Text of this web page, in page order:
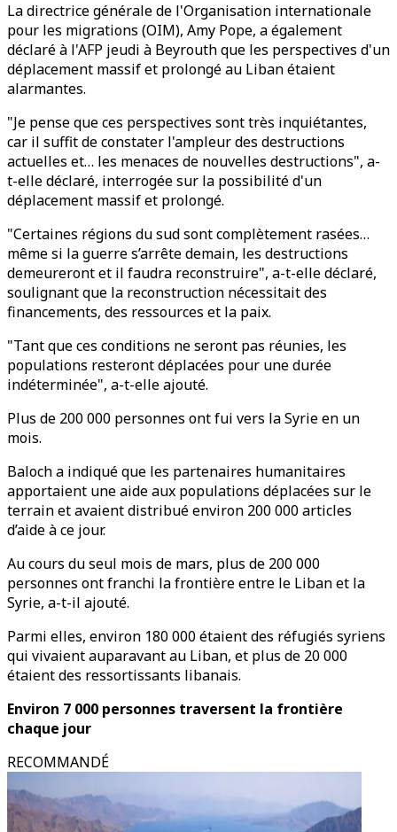
La directrice générale de l'Organisation internationale
pour les migrations (OIM), Amy Pope, a également
déclaré à l'AFP jeudi à Beyrouth que les perspectives d'un
déplacement massif et prolongé au Liban étaient
alarmantes.
"Je pense que ces perspectives sont très inquiétantes,
car il suffit de constater l'ampleur des destructions
actuelles et… les menaces de nouvelles destructions", a-
t-elle déclaré, interrogée sur la possibilité d'un
déplacement massif et prolongé.
"Certaines régions du sud sont complètement rasées…
même si la guerre s’arrête demain, les destructions
demeureront et il faudra reconstruire", a-t-elle déclaré,
soulignant que la reconstruction nécessitait des
financements, des ressources et la paix.
"Tant que ces conditions ne seront pas réunies, les
populations resteront déplacées pour une durée
indéterminée", a-t-elle ajouté.
Plus de 200 000 personnes ont fui vers la Syrie en un
mois.
Baloch a indiqué que les partenaires humanitaires
apportaient une aide aux populations déplacées sur le
terrain et avaient distribué environ 200 000 articles
d’aide à ce jour.
Au cours du seul mois de mars, plus de 200 000
personnes ont franchi la frontière entre le Liban et la
Syrie, a-t-il ajouté.
Parmi elles, environ 180 000 étaient des réfugiés syriens
qui vivaient auparavant au Liban, et plus de 20 000
étaient des ressortissants libanais.
Environ 7 000 personnes traversent la frontière
chaque jour
RECOMMANDÉ